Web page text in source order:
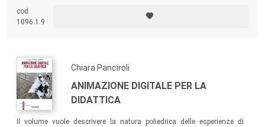
educative, didattiche e culturali che muovano nella direzione di un
consapevole processo di cambiamento e di innovazione.
cod.
1096.1.9
Chiara Panciroli
ANIMAZIONE DIGITALE PER LA
DIDATTICA
Il volume vuole descrivere la natura poliedrica delle esperienze di